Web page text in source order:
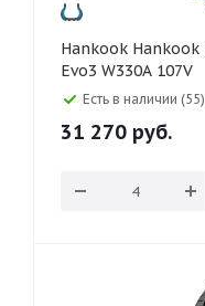
Hankook Hankook 275/40 R22 Winter I Cept
Evo3 W330A 107V
Есть в наличии (55)
31 270 руб.